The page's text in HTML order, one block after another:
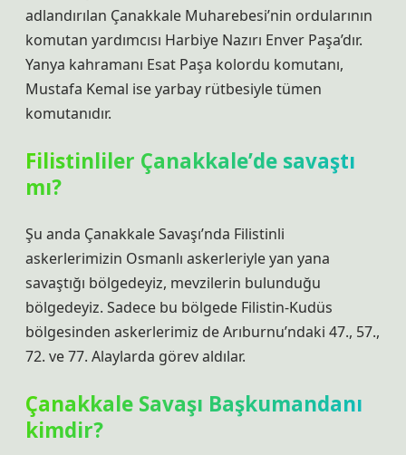
adlandırılan Çanakkale Muharebesi’nin ordularının
komutan yardımcısı Harbiye Nazırı Enver Paşa’dır.
Yanya kahramanı Esat Paşa kolordu komutanı,
Mustafa Kemal ise yarbay rütbesiyle tümen
komutanıdır.
Filistinliler Çanakkale’de savaştı
mı?
Şu anda Çanakkale Savaşı’nda Filistinli
askerlerimizin Osmanlı askerleriyle yan yana
savaştığı bölgedeyiz, mevzilerin bulunduğu
bölgedeyiz. Sadece bu bölgede Filistin-Kudüs
bölgesinden askerlerimiz de Arıburnu’ndaki 47., 57.,
72. ve 77. Alaylarda görev aldılar.
Çanakkale Savaşı Başkumandanı
kimdir?